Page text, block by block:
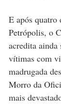
E após quatro
Petrópolis, o
acredita ainda
vítimas com
madrugada
Morro da
mais